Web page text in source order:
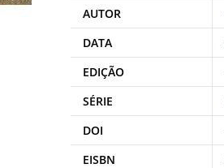
AUTOR
DATA
EDIÇÃO
SÉRIE
DOI
EISBN